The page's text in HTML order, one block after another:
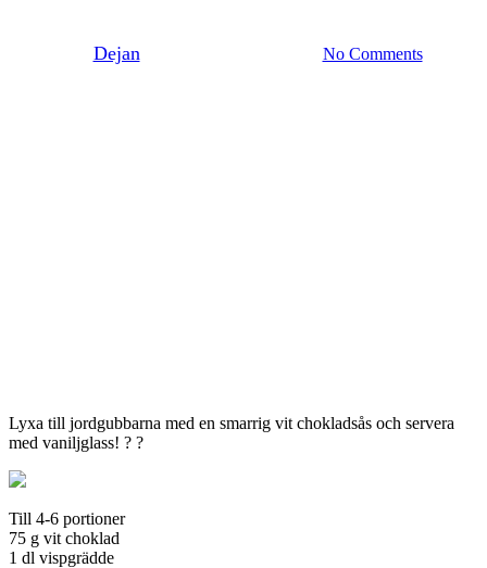
Dejan No Comments
Lyxa till jordgubbarna med en smarrig vit chokladsås och servera
med vaniljglass! ? ?
Till 4-6 portioner
75 g vit choklad
1 dl vispgrädde